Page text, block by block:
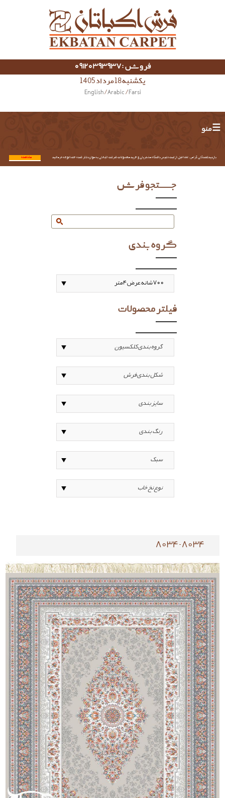
فروش :09120393937
یکشنبه 18 مرداد 1405
English/ Arabic / Farsi
☰ منو
بازدیدکنندگان گرامی؛ لطفا قبل از ثبت نام در باشگاه مشتریان و خرید محصولات شرکت اکباتان به موارد ذکر شده حتما توجه فرمائید. مشاهده...
جستجو فرش
گروه بندی
فیلتر محصولات
8034-8034